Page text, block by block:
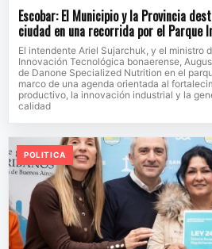
Escobar: El Municipio y la Provincia
ciudad en una recorrida por el Parque
El intendente Ariel Sujarchuk, y el ministro
Innovación Tecnológica bonaerense,
de Danone Specialized Nutrition en el
marco de una agenda orientada al
productivo, la innovación industrial y la
calidad
POLITICA